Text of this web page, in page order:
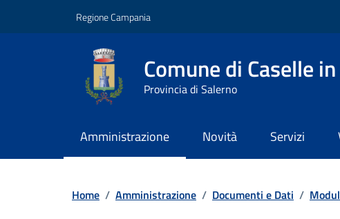
Regione Campania
Comune di Caselle
Provincia di Salerno
Amministrazione Novità Servizi
Home / Amministrazione / Documenti e Dati /